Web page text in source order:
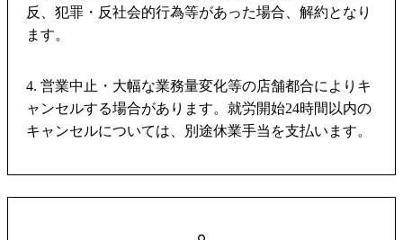
反、犯罪・反社会的行為等があった場合、解約となり
ます。
4. 営業中止・大幅な業務量変化等の店舗都合によりキ
ャンセルする場合があります。就労開始24時間以内の
キャンセルについては、別途休業手当を支払います。